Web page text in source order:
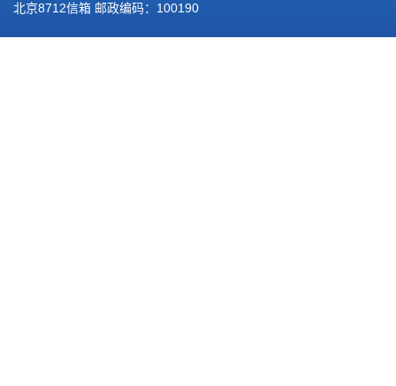
北京8712信箱 邮政编码：100190